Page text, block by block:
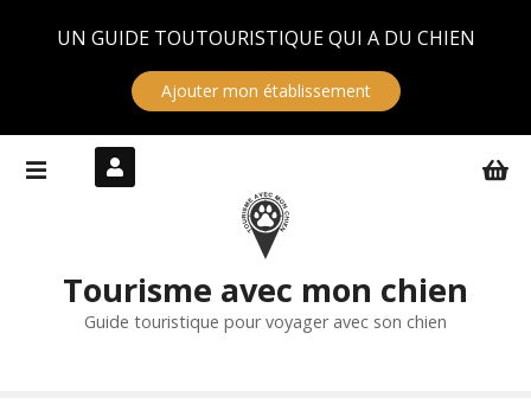
UN GUIDE TOUTOURISTIQUE QUI A DU CHIEN
Ajouter mon établissement
Tourisme avec mon chien
Guide touristique pour voyager avec son chien